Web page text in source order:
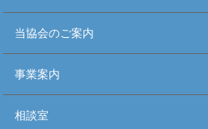
当協会のご案内
事業案内
相談室